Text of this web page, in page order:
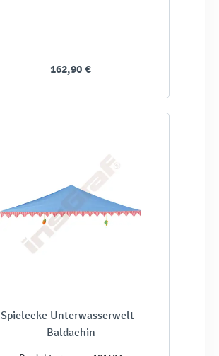
162,90 €
Spielecke Unterwasserwelt -
Baldachin